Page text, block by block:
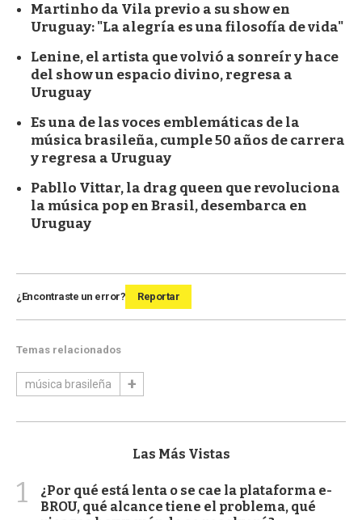
Martinho da Vila previo a su show en
Uruguay: "La alegría es una filosofía de vida"
Lenine, el artista que volvió a sonreír y hace
del show un espacio divino, regresa a
Uruguay
Es una de las voces emblemáticas de la
música brasileña, cumple 50 años de carrera
y regresa a Uruguay
Pabllo Vittar, la drag queen que revoluciona
la música pop en Brasil, desembarca en
Uruguay
¿Encontraste un error? Reportar
Temas relacionados
música brasileña
Las Más Vistas
1
¿Por qué está lenta o se cae la plataforma e-
BROU, qué alcance tiene el problema, qué